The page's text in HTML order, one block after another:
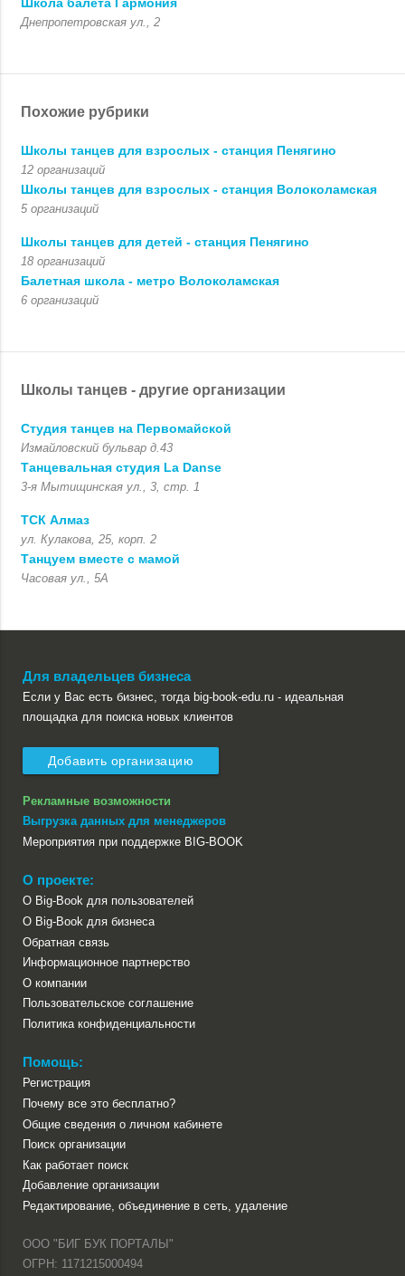
Днепропетровская ул., 2
Похожие рубрики
Школы танцев для взрослых - станция Пенягино
12 организаций
Школы танцев для взрослых - станция Волоколамская
5 организаций
Школы танцев для детей - станция Пенягино
18 организаций
Балетная школа - метро Волоколамская
6 организаций
Школы танцев - другие организации
Студия танцев на Первомайской
Измайловский бульвар д.43
Танцевальная студия La Danse
3-я Мытищинская ул., 3, стр. 1
ТСК Алмаз
ул. Кулакова, 25, корп. 2
Танцуем вместе с мамой
Часовая ул., 5А
Для владельцев бизнеса
Если у Вас есть бизнес, тогда big-book-edu.ru - идеальная
площадка для поиска новых клиентов
Добавить организацию
Рекламные возможности
Выгрузка данных для менеджеров
Мероприятия при поддержке BIG-BOOK
О проекте:
О Big-Book для пользователей
О Big-Book для бизнеса
Обратная связь
Информационное партнерство
О компании
Пользовательское соглашение
Политика конфиденциальности
Помощь:
Регистрация
Почему все это бесплатно?
Общие сведения о личном кабинете
Поиск организации
Как работает поиск
Добавление организации
Редактирование, объединение в сеть, удаление
ООО "БИГ БУК ПОРТАЛЫ"
ОГРН: 1171215000494